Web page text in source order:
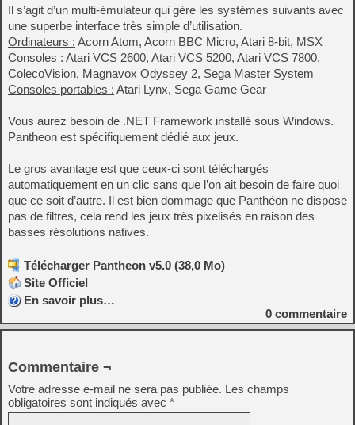
Il s’agit d’un multi-émulateur qui gère les systèmes suivants avec
une superbe interface très simple d’utilisation.
Ordinateurs : Acorn Atom, Acorn BBC Micro, Atari 8-bit, MSX
Consoles : Atari VCS 2600, Atari VCS 5200, Atari VCS 7800,
ColecoVision, Magnavox Odyssey 2, Sega Master System
Consoles portables : Atari Lynx, Sega Game Gear
Vous aurez besoin de .NET Framework installé sous Windows.
Pantheon est spécifiquement dédié aux jeux.
Le gros avantage est que ceux-ci sont téléchargés
automatiquement en un clic sans que l’on ait besoin de faire quoi
que ce soit d’autre. Il est bien dommage que Panthéon ne dispose
pas de filtres, cela rend les jeux très pixelisés en raison des
basses résolutions natives.
Télécharger Pantheon v5.0 (38,0 Mo)
Site Officiel
En savoir plus…
0 commentaire
Commentaire ¬
Votre adresse e-mail ne sera pas publiée. Les champs
obligatoires sont indiqués avec *